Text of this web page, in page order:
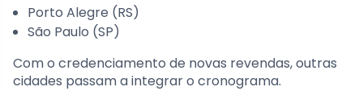
Porto Alegre (RS)
São Paulo (SP)
Com o credenciamento de novas revendas, outras
cidades passam a integrar o cronograma.